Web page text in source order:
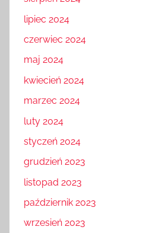
lipiec 2024
czerwiec 2024
maj 2024
kwiecień 2024
marzec 2024
luty 2024
styczeń 2024
grudzień 2023
listopad 2023
październik 2023
wrzesień 2023